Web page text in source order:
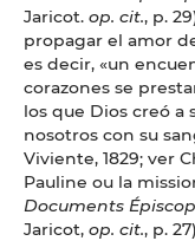
Jaricot. op. cit., p.
propagar el amor
es decir, «un
corazones se
los que Dios creó a
nosotros con su
Viviente, 1829; ver
Pauline ou la
Documents
Jaricot, op. cit., p.